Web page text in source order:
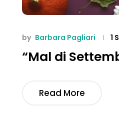
by Barbara Pagliari 1
“Mal di
Read More